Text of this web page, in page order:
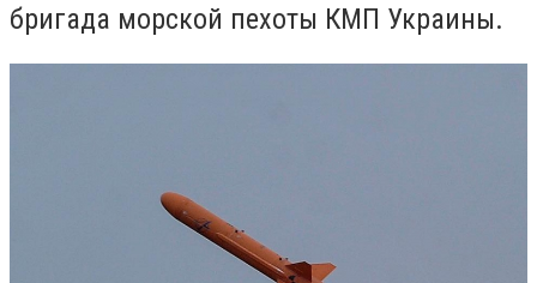
бригада морской пехоты КМП Украины.